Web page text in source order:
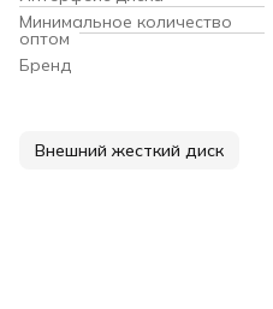
Минимальное количество
оптом
Бренд
Внешний жесткий диск